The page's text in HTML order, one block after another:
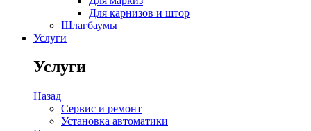
Для карнизов и штор
Шлагбаумы
Услуги
Услуги
Назад
Сервис и ремонт
Установка автоматики